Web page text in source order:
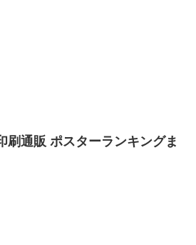
刷通販 ポスターランキングま